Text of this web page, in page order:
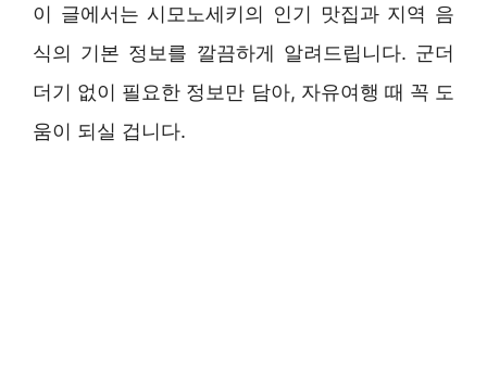
이 글에서는 시모노세키의 인기 맛집과 지역 음
식의 기본 정보를 깔끔하게 알려드립니다. 군더
더기 없이 필요한 정보만 담아, 자유여행 때 꼭 도
움이 되실 겁니다.